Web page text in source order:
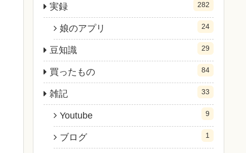
実録 282
娘のアプリ 24
豆知識 29
買ったもの 84
雑記 33
Youtube 9
ブログ 1